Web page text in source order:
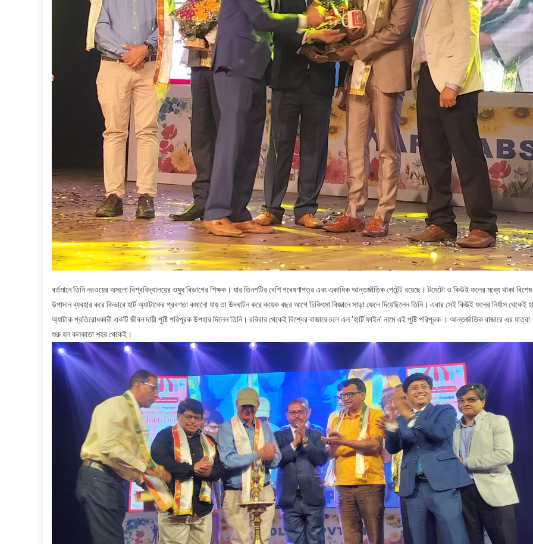
বর্তমানে তিনি নরওয়ের অসলো বিশ্ববিদ্যালয়ের ওষুধ বিভাগের শিক্ষক। যার তিনশটির বেশি গবেষণাপত্র এবং একাধিক আন্তর্জাতিক পেটেন্ট রয়েছে। টমেটো ও কিউই ফলের মধ্যে থাকা বিশেষ
উপাদান ব্যবহার করে কিভাবে হার্ট অ্যাটাকের প্রবণতা কমানো যায় তা উদঘাটন করে কয়েক বছর আগে চিকিৎসা বিজ্ঞানে সাড়া ফেলে দিয়েছিলেন তিনি। এবার সেই কিউই ফলের নির্যাস থেকেই
অ্যাটাক প্রতিরোধকারী একটি জীবন দায়ী পুষ্টি পরিপূরক উপহার দিলেন তিনি। রবিবার থেকেই বিশ্বের বাজারে চলে এল ‘হার্টি ফাইন’ নামে এই পুষ্টি পরিপূরক । আন্তর্জাতিক বাজারে এর যাত্রা
শুরু হল কলকাতা শহর থেকেই।